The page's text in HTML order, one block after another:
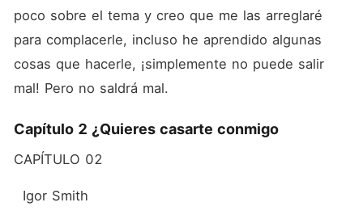
poco sobre el tema y creo que me las arreglaré
para complacerle, incluso he aprendido algunas
cosas que hacerle, ¡simplemente no puede salir
mal! Pero no saldrá mal.
Capítulo 2 ¿Quieres casarte conmigo
CAPÍTULO 02
  Igor Smith